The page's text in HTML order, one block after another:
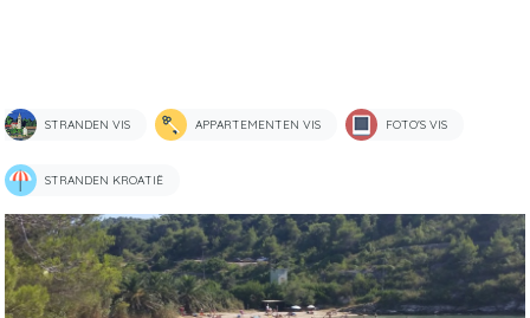
STRANDEN VIS APPARTEMENTEN VIS FOTO'S VIS
STRANDEN KROATIË